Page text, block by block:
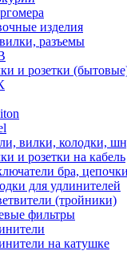
изделия
разъемы
и розетки
вилки, колодки,
и розетки на кабель
бра,
для удлинителей
(тройники)
фильтры
на катушке